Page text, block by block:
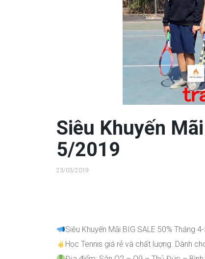
Siêu Khuyến
5/2019
23/03/2019
Siêu Khuyến Mãi BIG SALE 50% Tháng
Học Tennis giá rẻ và chất lượng. Dành